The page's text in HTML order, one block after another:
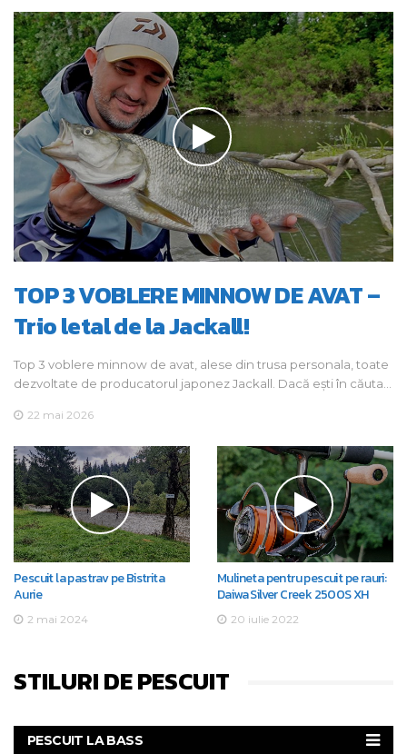
TOP 3 VOBLERE MINNOW DE AVAT –
Trio letal de la Jackall!
Top 3 voblere minnow de avat, alese din trusa personala, toate
dezvoltate de producatorul japonez Jackall. Dacă ești în căuta…
22 mai 2026
Pescuit la pastrav pe Bistrita
Aurie
2 mai 2024
Mulineta pentru pescuit pe rauri:
Daiwa Silver Creek 2500S XH
20 iulie 2022
STILURI DE PESCUIT
PESCUIT LA BASS